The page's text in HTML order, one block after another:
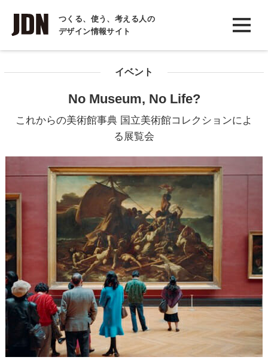
つくる、使う、考える人の
デザイン情報サイト
INTERVIEW
インタビュー
COLUMN
イベント
No Museum, No Life?
これからの美術館事典 国立美術館コレクションによ
る展覧会